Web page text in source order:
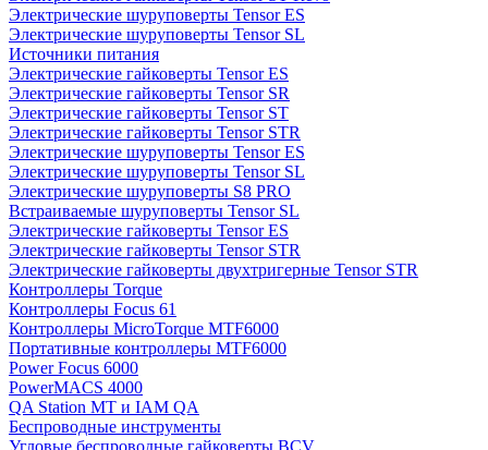
Электрические шуруповерты Tensor ES
Электрические шуруповерты Tensor SL
Источники питания
Электрические гайковерты Tensor ES
Электрические гайковерты Tensor SR
Электрические гайковерты Tensor ST
Электрические гайковерты Tensor STR
Электрические шуруповерты Tensor ES
Электрические шуруповерты Tensor SL
Электрические шуруповерты S8 PRO
Встраиваемые шуруповерты Tensor SL
Электрические гайковерты Tensor ES
Электрические гайковерты Tensor STR
Электрические гайковерты двухтригерные Tensor STR
Контроллеры Torque
Контроллеры Focus 61
Контроллеры MicroTorque MTF6000
Портативные контроллеры MTF6000
Power Focus 6000
PowerMACS 4000
QA Station MT и IAM QA
Беспроводные инструменты
Угловые беспроводные гайковерты BCV